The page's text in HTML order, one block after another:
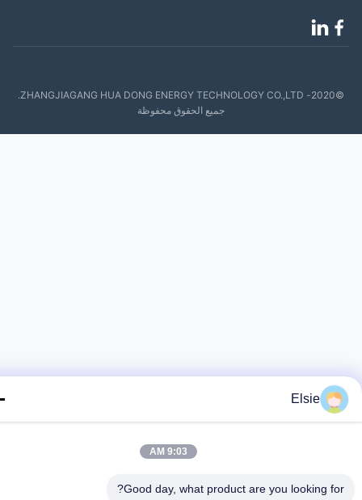
©2020- ZHANGJIAGANG HUA DONG ENERGY TECHNOLOGY CO.,LTD.
جميع الحقوق محفوظة
Elsie
9:03 AM
Good day, what product are you looking